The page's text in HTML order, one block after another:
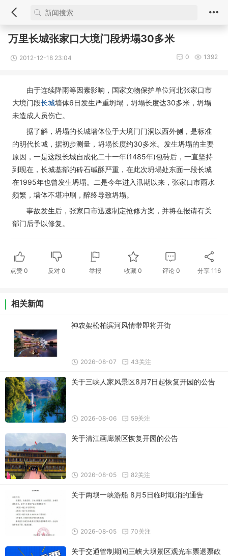
万里长城张家口大境门段坍塌30多米
2012-12-18 23:04 1392
0
由于连续降雨等因素影响，国家文物保护单位河北张家口市
大境门段长城墙体6日发生严重坍塌，坍塌长度达30多米，坍塌
未造成人员伤亡。
据了解，坍塌的长城墙体位于大境门门洞以西外侧，是标准
的明代长城，据初步测量，坍塌长度约30多米。发生坍塌的主要
原因，一是这段长城自成化二十一年(1485年)包砖后，一直坚持
到现在，长城基部的砖石碱酥严重，在此次坍塌处东面一段长城
在1995年也曾发生坍塌。二是今年进入汛期以来，张家口市雨水
频繁，墙体不堪冲刷，醉终导致坍塌。
事故发生后，张家口市迅速制定抢修方案，并将在报请有关
部门后予以修复。
点赞 0 反对0 举报 收藏 0 评论 0 分享 116
相关新闻
神农架松柏滨河风情带即将开街
43关注
2026-08-07
关于三峡人家风景区8月7日起恢复开园的公告
59关注
2026-08-06
关于清江画廊景区恢复开园的公告
82关注
2026-08-05
关于两坝一峡游船 8月5日临时取消的通告
70关注
2026-08-05
关于交通管制期间三峡大坝景区观光车票退票政